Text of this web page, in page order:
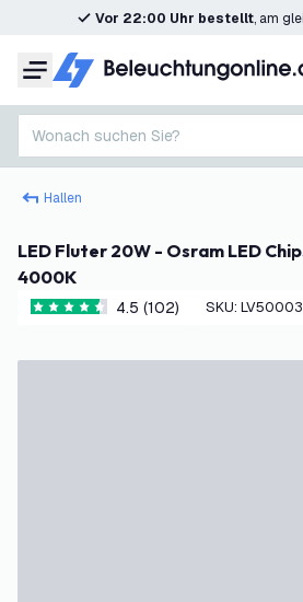
Vor 22:00 Uhr bestellt, am
Menü
Wonach suchen Sie?
Hallen
LED Fluter 20W - Osram LED Chips - 2200 Lumen -
4000K
4.5 Bewertungssterne
4.5 (102) SKU: